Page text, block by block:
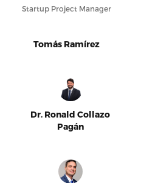
Startup Project Manager
Tomás Ramírez
Dr. Ronald Collazo
Pagán